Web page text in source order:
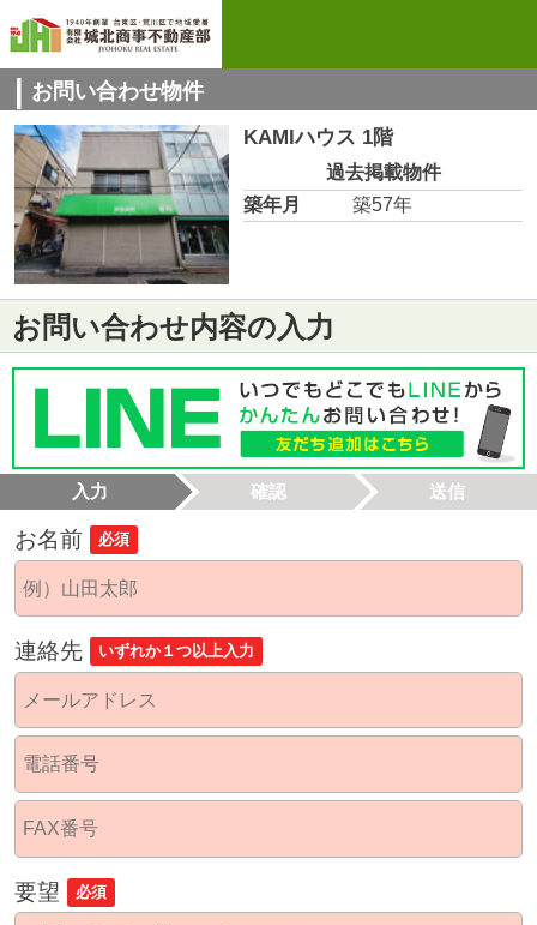
お問い合わせ物件
KAMIハウス 1階
過去掲載物件
築年月
築57年
お問い合わせ内容の入力
入力 確認 送信
お名前 必須
連絡先 いずれか１つ以上入力
要望 必須